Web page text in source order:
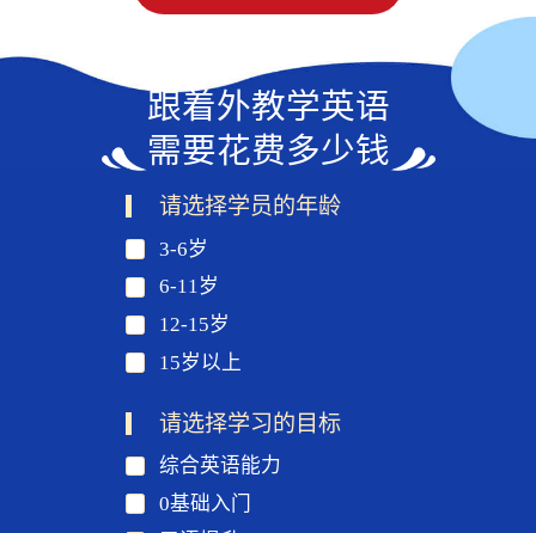
跟着外教学英语
需要花费多少钱
请选择学员的年龄
3-6岁
6-11岁
12-15岁
15岁以上
请选择学习的目标
综合英语能力
0基础入门